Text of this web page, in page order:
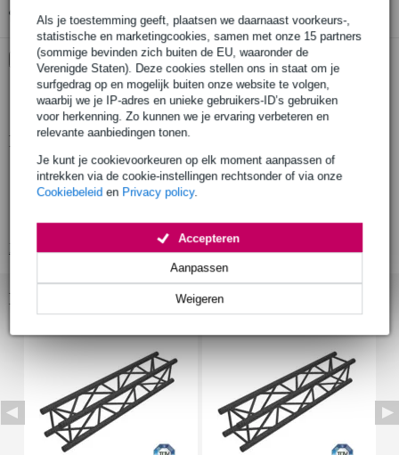
Als je toestemming geeft, plaatsen we daarnaast voorkeurs-,
statistische en marketingcookies, samen met onze 15 partners
(sommige bevinden zich buiten de EU, waaronder de
Verenigde Staten). Deze cookies stellen ons in staat om je
surfgedrag op en mogelijk buiten onze website te volgen,
waarbij we je IP-adres en unieke gebruikers-ID’s gebruiken
voor herkenning. Zo kunnen we je ervaring verbeteren en
relevante aanbiedingen tonen.
Je kunt je cookievoorkeuren op elk moment aanpassen of
intrekken via de cookie-instellingen rechtsonder of via onze
Cookiebeleid en Privacy policy.
Weigeren
Aanpassen
Accepteren
Gratis ophalen in de winkel
Kies nu voor 2 jaar extra Bax Music garantie en meer
voordelen
€ 6,95 eenmalig
Productinformatie
geproduceerd in Europa volgens strenge eisen
gefabriceerd door een fabrikant met meer dan 20 jaar ervaring
productie door gekwalificeerd personeel en geavanceerde lasrobots
Bekijk alle productspecificaties
Bekijk ook eens (8)